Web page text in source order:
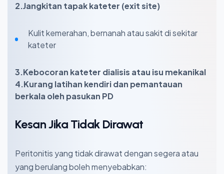
2.Jangkitan tapak kateter (exit site)
Kulit kemerahan, bernanah atau sakit di sekitar
kateter
3.Kebocoran kateter dialisis atau isu mekanikal
4.Kurang latihan kendiri dan pemantauan
berkala oleh pasukan PD
Kesan Jika Tidak Dirawat
Peritonitis yang tidak dirawat dengan segera atau
yang berulang boleh menyebabkan: